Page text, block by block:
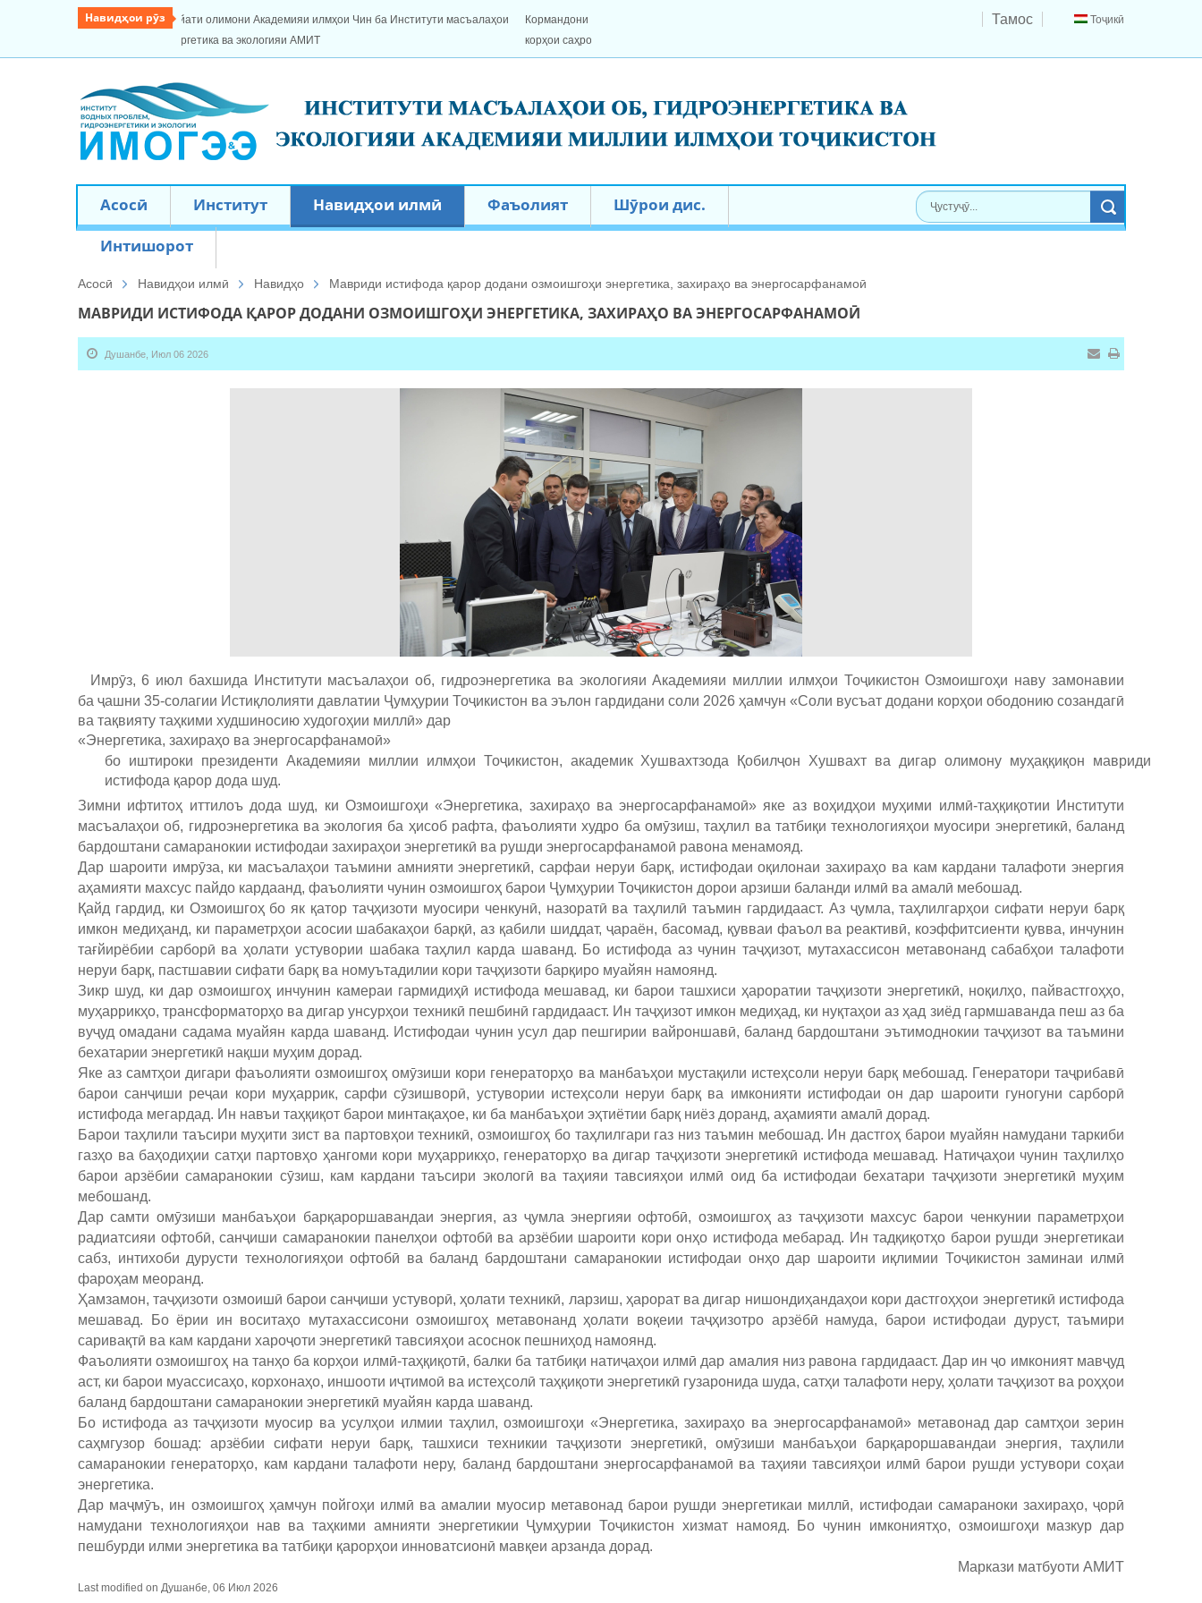
Навидҳои рӯз
Чин ба Институти масъалаҳои
Кормандони Институти масъалаҳои об, гидроэнергетика ва экологияи АМИТ
корҳои саҳроӣ ва экспедитсионӣ дар дарёи Сир анҷом доданд
Тоҷикӣ
Тамос
Асосӣ Институт Навидҳои илмӣ Фаъолият
Шӯрои дис.
Интишорот
Асосӣ Навидҳои илмӣ Навидҳо Мавриди истифода қарор додани озмоишгоҳи энергетика, захираҳо ва энергосарфанамоӣ
МАВРИДИ ИСТИФОДА ҚАРОР ДОДАНИ ОЗМОИШГОҲИ ЭНЕРГЕТИКА, ЗАХИРАҲО ВА ЭНЕРГОСАРФАНАМОӢ
Душанбе, Июл 06 2026
Имрӯз, 6 июл бахшида
ба ҷашни 35-солагии Истиқлолияти давлатии Ҷумҳурии Тоҷикистон ва эълон гардидани соли 2026 ҳамчун «Соли вусъат додани корҳои ободонию созандагӣ
ва тақвияту таҳкими худшиносию худогоҳии миллӣ» дар
Институти масъалаҳои об, гидроэнергетика ва экологияи Академияи миллии илмҳои Тоҷикистон Озмоишгоҳи наву замонавии
«Энергетика, захираҳо ва энергосарфанамоӣ»
бо иштироки президенти Академияи миллии илмҳои Тоҷикистон, академик Хушвахтзода Қобилҷон Хушвахт ва дигар олимону муҳаққиқон мавриди
истифода қарор дода шуд.
Зимни ифтитоҳ иттилоъ дода шуд, ки Озмоишгоҳи «Энергетика, захираҳо ва энергосарфанамоӣ» яке аз воҳидҳои муҳими илмӣ-таҳқиқотии Институти
масъалаҳои об, гидроэнергетика ва экология ба ҳисоб рафта, фаъолияти худро ба омӯзиш, таҳлил ва татбиқи технологияҳои муосири энергетикӣ, баланд
бардоштани самаранокии истифодаи захираҳои энергетикӣ ва рушди энергосарфанамоӣ равона менамояд.
Дар шароити имрӯза, ки масъалаҳои таъмини амнияти энергетикӣ, сарфаи неруи барқ, истифодаи оқилонаи захираҳо ва кам кардани талафоти энергия
аҳамияти махсус пайдо кардаанд, фаъолияти чунин озмоишгоҳ барои Ҷумҳурии Тоҷикистон дорои арзиши баланди илмӣ ва амалӣ мебошад.
Қайд гардид, ки Озмоишгоҳ бо як қатор таҷҳизоти муосири ченкунӣ, назоратӣ ва таҳлилӣ таъмин гардидааст. Аз ҷумла, таҳлилгарҳои сифати неруи барқ
имкон медиҳанд, ки параметрҳои асосии шабакаҳои барқӣ, аз қабили шиддат, ҷараён, басомад, қувваи фаъол ва реактивӣ, коэффитсиенти қувва, инчунин
тағйирёбии сарборӣ ва ҳолати устувории шабака таҳлил карда шаванд. Бо истифода аз чунин таҷҳизот, мутахассисон метавонанд сабабҳои талафоти
неруи барқ, пастшавии сифати барқ ва номуътадилии кори таҷҳизоти барқиро муайян намоянд.
Зикр шуд, ки дар озмоишгоҳ инчунин камераи гармидиҳӣ истифода мешавад, ки барои ташхиси ҳароратии таҷҳизоти энергетикӣ, ноқилҳо, пайвастгоҳҳо,
муҳаррикҳо, трансформаторҳо ва дигар унсурҳои техникӣ пешбинӣ гардидааст. Ин таҷҳизот имкон медиҳад, ки нуқтаҳои аз ҳад зиёд гармшаванда пеш аз ба
вуҷуд омадани садама муайян карда шаванд. Истифодаи чунин усул дар пешгирии вайроншавӣ, баланд бардоштани эътимоднокии таҷҳизот ва таъмини
бехатарии энергетикӣ нақши муҳим дорад.
Яке аз самтҳои дигари фаъолияти озмоишгоҳ омӯзиши кори генераторҳо ва манбаъҳои мустақили истеҳсоли неруи барқ мебошад. Генератори таҷрибавӣ
барои санҷиши реҷаи кори муҳаррик, сарфи сӯзишворӣ, устувории истеҳсоли неруи барқ ва имконияти истифодаи он дар шароити гуногуни сарборӣ
истифода мегардад. Ин навъи таҳқиқот барои минтақаҳое, ки ба манбаъҳои эҳтиётии барқ ниёз доранд, аҳамияти амалӣ дорад.
Барои таҳлили таъсири муҳити зист ва партовҳои техникӣ, озмоишгоҳ бо таҳлилгари газ низ таъмин мебошад. Ин дастгоҳ барои муайян намудани таркиби
газҳо ва баҳодиҳии сатҳи партовҳо ҳангоми кори муҳаррикҳо, генераторҳо ва дигар таҷҳизоти энергетикӣ истифода мешавад. Натиҷаҳои чунин таҳлилҳо
барои арзёбии самаранокии сӯзиш, кам кардани таъсири экологӣ ва таҳияи тавсияҳои илмӣ оид ба истифодаи бехатари таҷҳизоти энергетикӣ муҳим
мебошанд.
Дар самти омӯзиши манбаъҳои барқароршавандаи энергия, аз ҷумла энергияи офтобӣ, озмоишгоҳ аз таҷҳизоти махсус барои ченкунии параметрҳои
радиатсияи офтобӣ, санҷиши самаранокии панелҳои офтобӣ ва арзёбии шароити кори онҳо истифода мебарад. Ин тадқиқотҳо барои рушди энергетикаи
сабз, интихоби дурусти технологияҳои офтобӣ ва баланд бардоштани самаранокии истифодаи онҳо дар шароити иқлимии Тоҷикистон заминаи илмӣ
фароҳам меоранд.
Ҳамзамон, таҷҳизоти озмоишӣ барои санҷиши устуворӣ, ҳолати техникӣ, ларзиш, ҳарорат ва дигар нишондиҳандаҳои кори дастгоҳҳои энергетикӣ истифода
мешавад. Бо ёрии ин воситаҳо мутахассисони озмоишгоҳ метавонанд ҳолати воқеии таҷҳизотро арзёбӣ намуда, барои истифодаи дуруст, таъмири
саривақтӣ ва кам кардани хароҷоти энергетикӣ тавсияҳои асоснок пешниҳод намоянд.
Фаъолияти озмоишгоҳ на танҳо ба корҳои илмӣ-таҳқиқотӣ, балки ба татбиқи натиҷаҳои илмӣ дар амалия низ равона гардидааст. Дар ин ҷо имконият мавҷуд
аст, ки барои муассисаҳо, корхонаҳо, иншооти иҷтимоӣ ва истеҳсолӣ таҳқиқоти энергетикӣ гузаронида шуда, сатҳи талафоти неру, ҳолати таҷҳизот ва роҳҳои
баланд бардоштани самаранокии энергетикӣ муайян карда шаванд.
Бо истифода аз таҷҳизоти муосир ва усулҳои илмии таҳлил, озмоишгоҳи «Энергетика, захираҳо ва энергосарфанамоӣ» метавонад дар самтҳои зерин
саҳмгузор бошад: арзёбии сифати неруи барқ, ташхиси техникии таҷҳизоти энергетикӣ, омӯзиши манбаъҳои барқароршавандаи энергия, таҳлили
самаранокии генераторҳо, кам кардани талафоти неру, баланд бардоштани энергосарфанамоӣ ва таҳияи тавсияҳои илмӣ барои рушди устувори соҳаи
энергетика.
Дар маҷмӯъ, ин озмоишгоҳ ҳамчун пойгоҳи илмӣ ва амалии муосир метавонад барои рушди энергетикаи миллӣ, истифодаи самараноки захираҳо, ҷорӣ
намудани технологияҳои нав ва таҳкими амнияти энергетикии Ҷумҳурии Тоҷикистон хизмат намояд. Бо чунин имкониятҳо, озмоишгоҳи мазкур дар
пешбурди илми энергетика ва татбиқи қарорҳои инноватсионӣ мавқеи арзанда дорад.
Маркази матбуоти АМИТ
Last modified on Душанбе, 06 Июл 2026